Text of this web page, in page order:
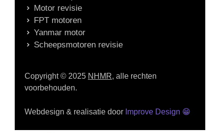
Motor revisie
FPT motoren
Yanmar motor
Scheepsmotoren revisie
Copyright © 2025 NHMR, alle rechten
voorbehouden.
Webdesign & realisatie door Improve Design 😁